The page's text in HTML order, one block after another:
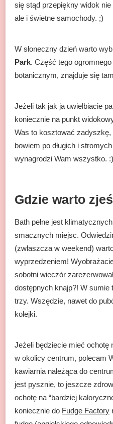
się stąd przepiękny widok nie
ale i świetne samochody. ;)
W słoneczny dzień warto
Park. Część tego
botanicznym, znajduje się
Jeżeli tak jak ja uwielbiacie
koniecznie na punkt
Was to kosztować
bowiem po długich i
wynagrodzi Wam wszystko. :)
Gdzie warto
Bath pełne jest
smacznych miejsc.
(zwłaszcza w weekend)
wyprzedzeniem!
sobotni wieczór
dostępnych knajp?! W sumie
trzy. Wszędzie, nawet do
kolejki.
Jeżeli będziecie mieć ochotę
w okolicy centrum, polecam
kawiarnia należąca do
jest pysznie, to jeszcze
ochotę na “bardziej
koniecznie do Fudge Factory